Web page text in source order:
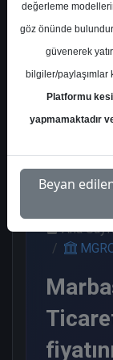
9
Ana
değerleme
göz önünde
güvenerek
bilgiler/paylaşımlar
Platformu
yapmamaktadır
Beyan edilen